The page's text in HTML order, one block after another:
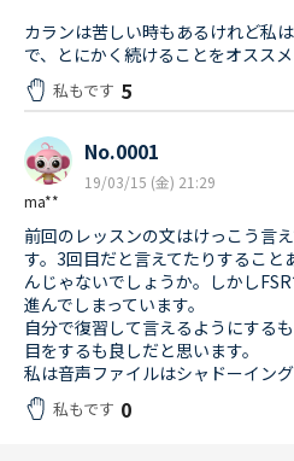
カランは苦しい時もあるけれど私
で、とにかく続けることをオススメ
私もです 5
ma**
No.0001
19/03/15 (金) 21:29
前回のレッスンの文はけっこう言
す。3回目だと言えてたりすること
んじゃないでしょうか。しかし
進んでしまっています。
自分で復習して言えるようにする
目をするも良しだと思います。
私は音声ファイルはシャドーイング
私もです 0